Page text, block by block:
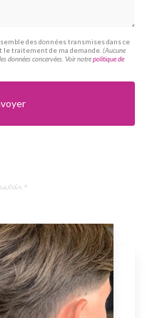
des données transmises dans ce
le traitement de ma demande.(Aucune
données concervées. Voir notrepolitique de
+